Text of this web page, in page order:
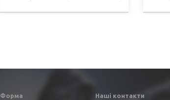
Форма Наші контакти